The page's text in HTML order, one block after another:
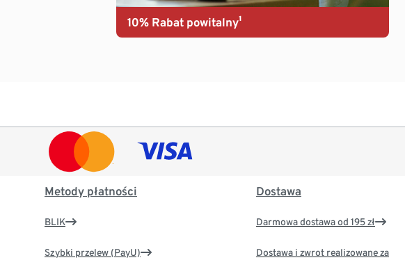
10% Rabat powitalny¹
Metody płatności
BLIK
Szybki przelew (PayU)
Dostawa
Darmowa dostawa od 195 zł
Dostawa i zwrot realizowane za